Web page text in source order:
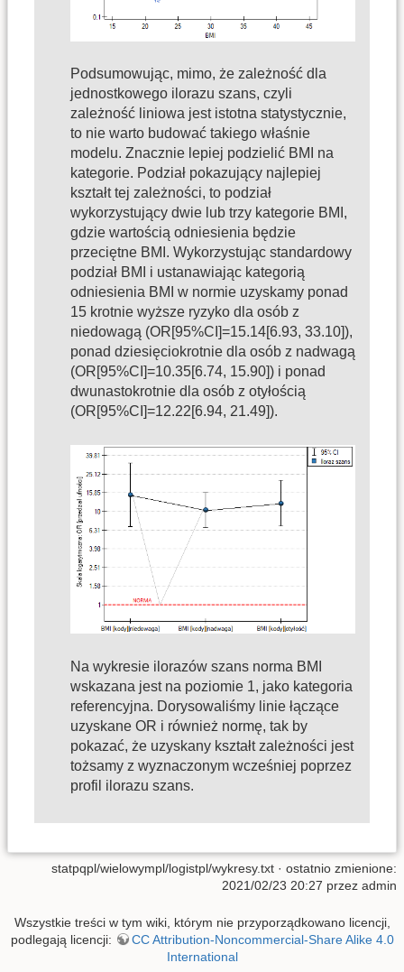
Podsumowując, mimo, że zależność dla
jednostkowego ilorazu szans, czyli
zależność liniowa jest istotna statystycznie,
to nie warto budować takiego właśnie
modelu. Znacznie lepiej podzielić BMI na
kategorie. Podział pokazujący najlepiej
kształt tej zależności, to podział
wykorzystujący dwie lub trzy kategorie BMI,
gdzie wartością odniesienia będzie
przeciętne BMI. Wykorzystując standardowy
podział BMI i ustanawiając kategorią
odniesienia BMI w normie uzyskamy ponad
15 krotnie wyższe ryzyko dla osób z
niedowagą (OR[95%CI]=15.14[6.93, 33.10]),
ponad dziesięciokrotnie dla osób z nadwagą
(OR[95%CI]=10.35[6.74, 15.90]) i ponad
dwunastokrotnie dla osób z otyłością
(OR[95%CI]=12.22[6.94, 21.49]).
Na wykresie ilorazów szans norma BMI
wskazana jest na poziomie 1, jako kategoria
referencyjna. Dorysowaliśmy linie łączące
uzyskane OR i również normę, tak by
pokazać, że uzyskany kształt zależności jest
tożsamy z wyznaczonym wcześniej poprzez
profil ilorazu szans.
statpqpl/wielowympl/logistpl/wykresy.txt · ostatnio zmienione:
2021/02/23 20:27 przez admin
Wszystkie treści w tym wiki, którym nie przyporządkowano licencji,
podlegają licencji:
CC Attribution-Noncommercial-Share Alike 4.0
International